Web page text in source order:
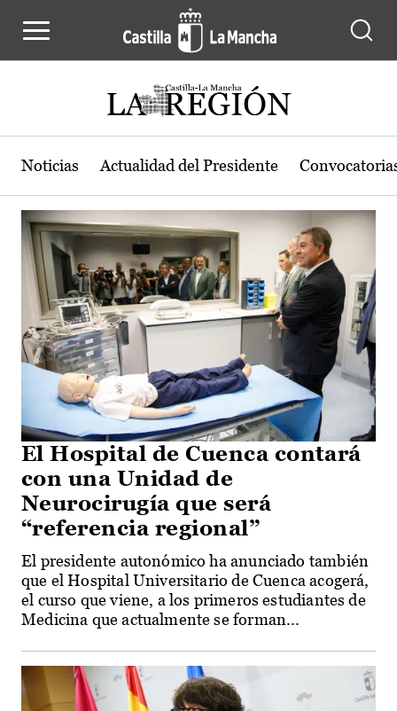
Actualidad de la región de Castilla-
Noticias Actualidad del Presidente
El Hospital de Cuenca contará
con una Unidad de
Neurocirugía que será
“referencia regional”
El presidente autonómico ha anunciado también
que el Hospital Universitario de Cuenca acogerá,
el curso que viene, a los primeros estudiantes de
Medicina que actualmente se forman...